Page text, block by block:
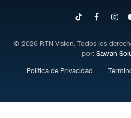
TikTokFacebook
© 2026 RTN Vision. Todos los
por: Sawah
Política de Privacidad